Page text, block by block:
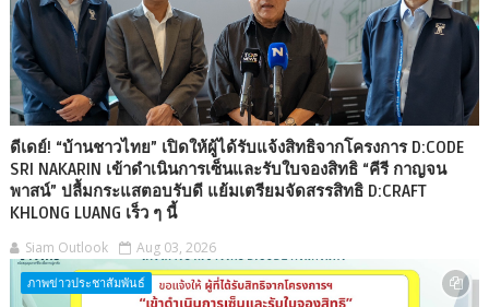
ดีเดย์! “บ้านชาวไทย” เปิดให้ผู้ได้รับแจ้งสิทธิจากโครงการ D:CODE
SRI NAKARIN เข้าดำเนินการเซ็นและรับใบจองสิทธิ “คีรี กาญจน
พาสน์” ปลื้มกระแสตอบรับดี แย้มเตรียมจัดสรรสิทธิ D:CRAFT
KHLONG LUANG เร็ว ๆ นี้
Siam Outlook Aug 03, 2026
ภาพข่าวประชาสัมพันธ์